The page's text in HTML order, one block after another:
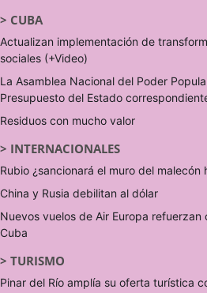
> CUBA
Actualizan implementación de
sociales (+Video)
La Asamblea Nacional del Poder
Presupuesto del Estado
Residuos con mucho valor
> INTERNACIONALES
Rubio ¿sancionará el muro del malecón
China y Rusia debilitan al dólar
Nuevos vuelos de Air Europa refuerzan
Cuba
> TURISMO
Pinar del Río amplía su oferta turística